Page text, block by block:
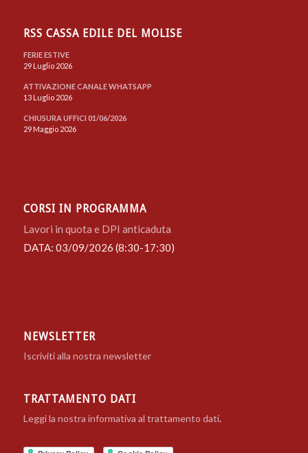
RSS CASSA EDILE DEL MOLISE
FERIE ESTIVE
29 Luglio 2026
ATTIVAZIONE CANALE WHATSAPP
13 Luglio 2026
CHIUSURA UFFICI 01/06/2026
29 Maggio 2026
CORSI IN PROGRAMMA
Lavori in quota e DPI anticaduta
DATA: 03/09/2026 (8:30-17:30)
NEWSLETTER
Iscriviti alla nostra newsletter
TRATTAMENTO DATI
Leggi la nostra informativa al trattamento dati.